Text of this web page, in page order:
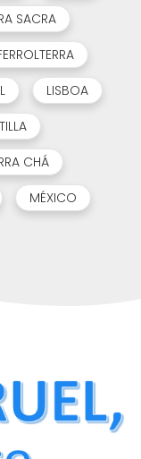
SACRA
LISBOA
CHÁ
MÉXICO